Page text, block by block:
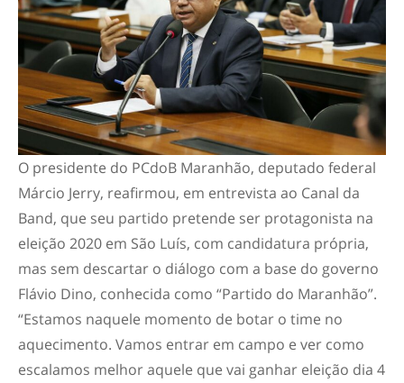
O presidente do PCdoB Maranhão, deputado federal
Márcio Jerry, reafirmou, em entrevista ao Canal da
Band, que seu partido pretende ser protagonista na
eleição 2020 em São Luís, com candidatura própria,
mas sem descartar o diálogo com a base do governo
Flávio Dino, conhecida como “Partido do Maranhão”.
“Estamos naquele momento de botar o time no
aquecimento. Vamos entrar em campo e ver como
escalamos melhor aquele que vai ganhar eleição dia 4